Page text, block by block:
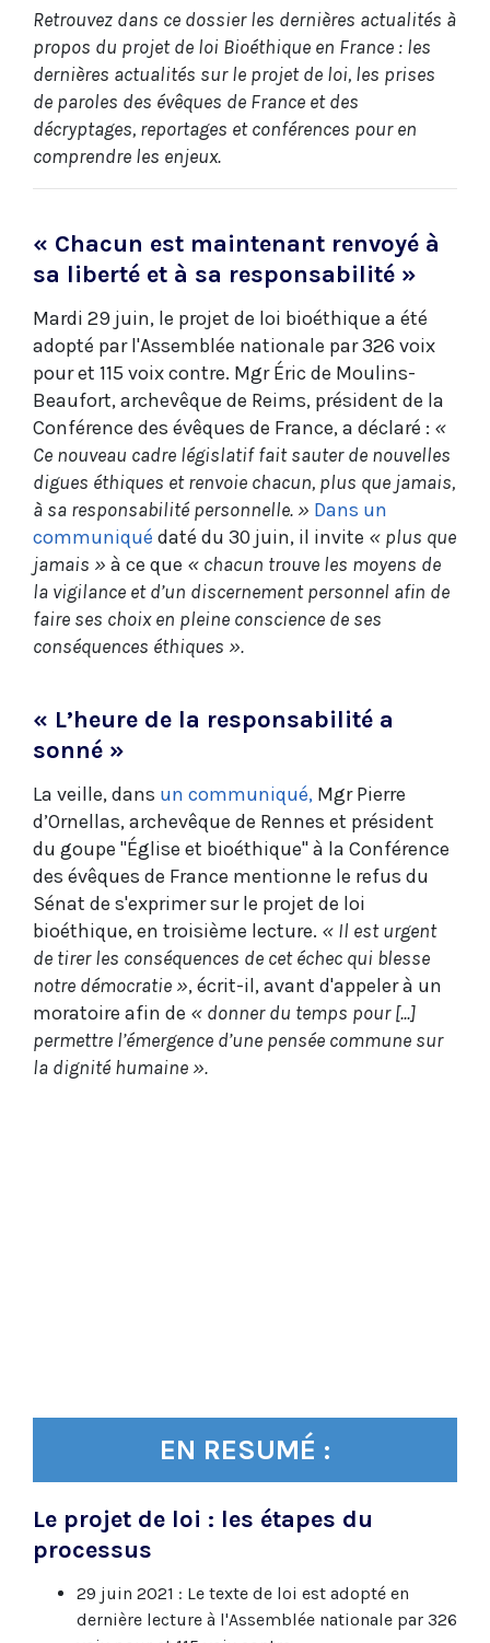
Retrouvez dans ce dossier les dernières actualités à
propos du projet de loi Bioéthique en France : les
dernières actualités sur le projet de loi, les prises
de paroles des évêques de France et des
décryptages, reportages et conférences pour en
comprendre les enjeux.
« Chacun est maintenant renvoyé à
sa liberté et à sa responsabilité »
Mardi 29 juin, le projet de loi bioéthique a été
adopté par l'Assemblée nationale par 326 voix
pour et 115 voix contre. Mgr Éric de Moulins-
Beaufort, archevêque de Reims, président de la
Conférence des évêques de France, a déclaré : «
Ce nouveau cadre législatif fait sauter de nouvelles
digues éthiques et renvoie chacun, plus que jamais,
à sa responsabilité personnelle. » Dans un
communiqué daté du 30 juin, il invite « plus que
jamais » à ce que « chacun trouve les moyens de
la vigilance et d’un discernement personnel afin de
faire ses choix en pleine conscience de ses
conséquences éthiques ».
« L’heure de la responsabilité a
sonné »
La veille, dans un communiqué, Mgr Pierre
d’Ornellas, archevêque de Rennes et président
du goupe "Église et bioéthique" à la Conférence
des évêques de France mentionne le refus du
Sénat de s'exprimer sur le projet de loi
bioéthique, en troisième lecture. « Il est urgent
de tirer les conséquences de cet échec qui blesse
notre démocratie », écrit-il, avant d'appeler à un
moratoire afin de « donner du temps pour [...]
permettre l’émergence d’une pensée commune sur
la dignité humaine ».
EN RESUMÉ :
Le projet de loi : les étapes du
processus
29 juin 2021 : Le texte de loi est adopté en
dernière lecture à l'Assemblée nationale par 326